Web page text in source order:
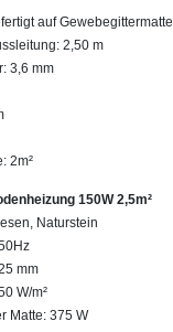
auf Gewebegittermatte
2,50 m
3,6 mm
2m²
150W 2,5m²
Naturstein
mm
W/m²
Matte: 375 W